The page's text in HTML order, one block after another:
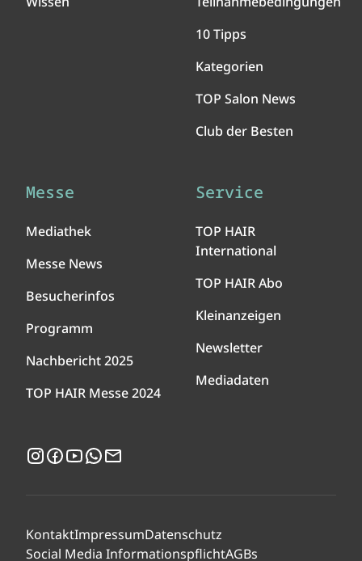
10 Tipps
Kategorien
TOP Salon News
Club der Besten
Messe
Mediathek
Messe News
Besucherinfos
Programm
Nachbericht 2025
TOP HAIR Messe 2024
Service
TOP HAIR
International
TOP HAIR Abo
Kleinanzeigen
Newsletter
Mediadaten
Instagram
Facebook
YouTubeWhatsApp
KontaktImpressumDatenschutz
Social Media InformationspflichtAGBs